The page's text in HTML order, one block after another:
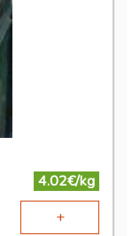
4.02€/kg
+